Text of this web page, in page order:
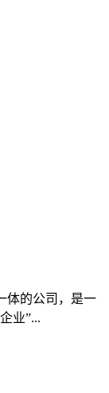
体的公司，是一
业”...